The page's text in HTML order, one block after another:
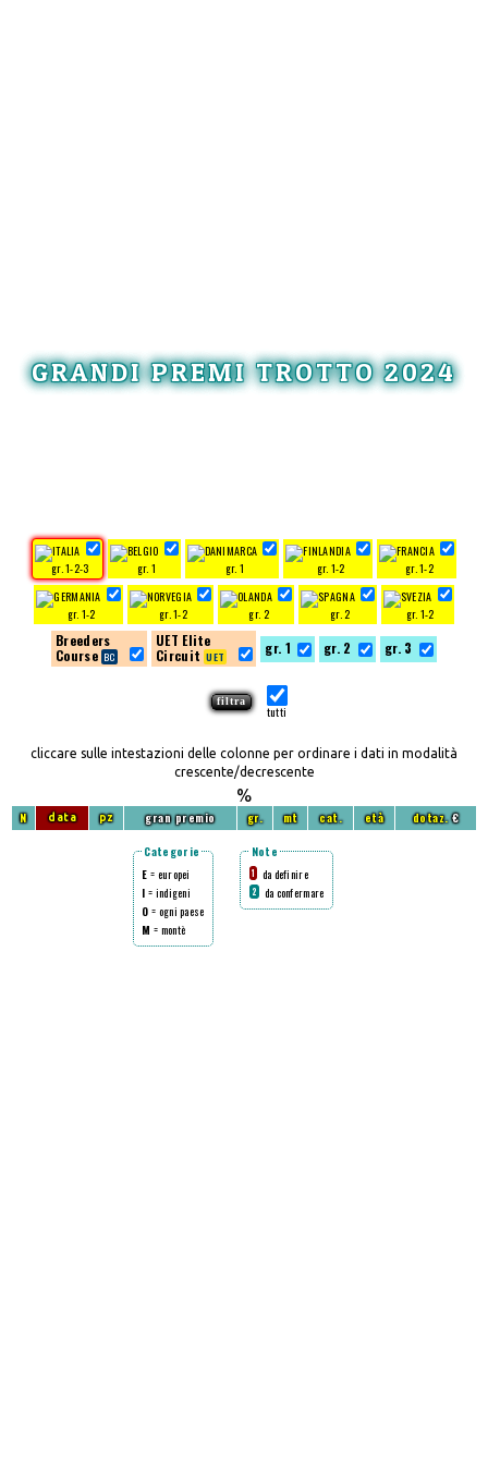
GRANDI PREMI TROTTO 2024
gr. 1-2-3 gr. 1 gr. 1 gr. 1-2 gr. 1-2
gr. 1-2 gr. 1-2 gr. 2 gr. 2 gr. 1-2
Breeders
Course
UET Elite
Circuit
gr. 1 gr. 2 gr. 3
tutti
cliccare sulle intestazioni delle colonne per ordinare i dati in modalità
crescente/decrescente
%
N data pz gran premio gr. mt cat. età dotaz.€
Categorie
E = europei
I = indigeni
O = ogni paese
M = montè
Note
1 da definire
2 da confermare